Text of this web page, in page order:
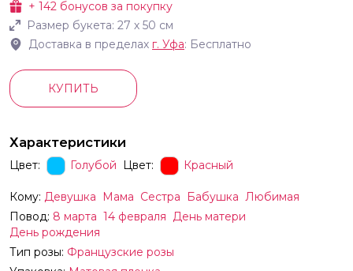
+ 142 бонусов за покупку
Размер букета: 27 х 50 см
Доставка в пределах г. Уфа: Бесплатно
КУПИТЬ
Характеристики
Цвет: Голубой Цвет: Красный
Кому: Девушка Мама Сестра Бабушка Любимая
Повод: 8 марта 14 февраля День матери
День рождения
Тип розы: Французские розы